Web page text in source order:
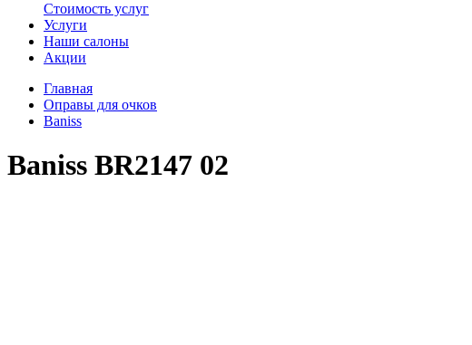
Стоимость услуг
Услуги
Наши салоны
Акции
Главная
Оправы для очков
Baniss
Baniss BR2147 02